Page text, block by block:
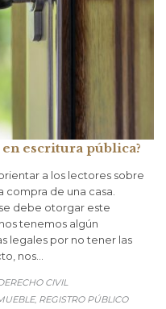
escritura pública?
a los lectores sobre
compra de una casa.
debe otorgar este
tenemos algún
legales por no tener las
nos…
CIVIL
, REGISTRO PÚBLICO